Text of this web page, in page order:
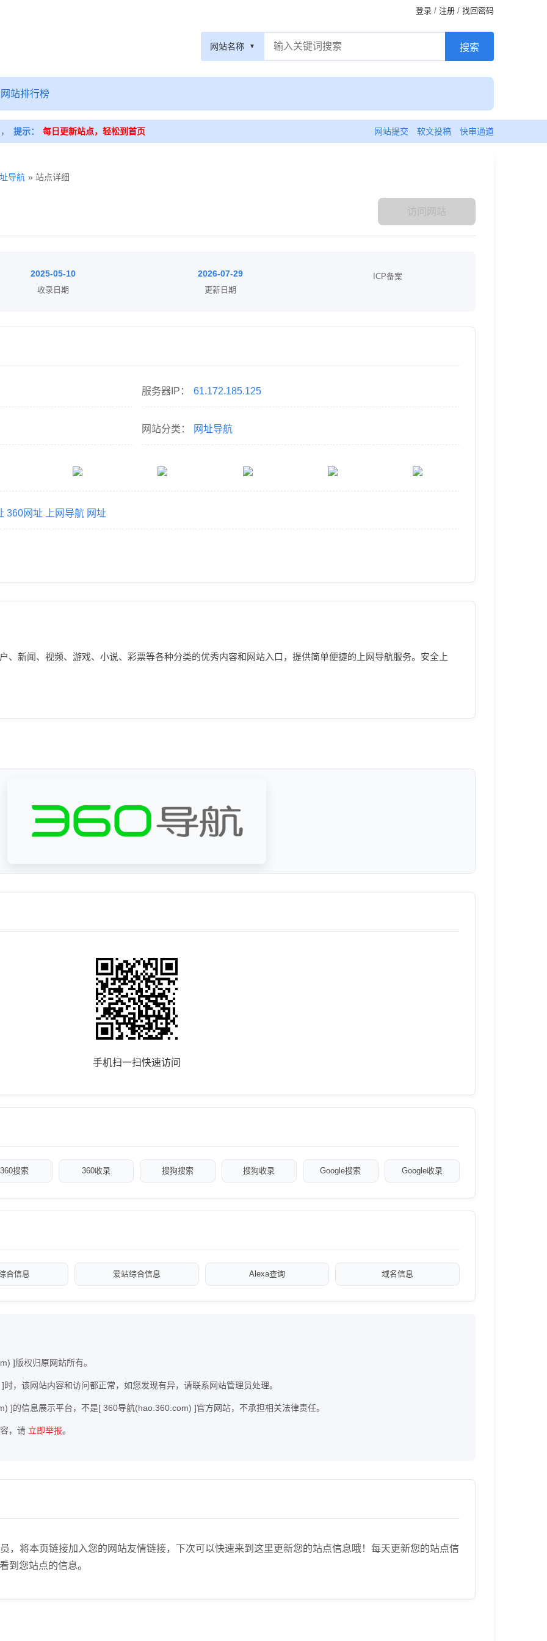
登录 / 注册 / 找回密码
网站名称
网站排行榜
提示： 每日更新站点，轻松到首页 网站提交 软文投稿 快审通道
导航 » 站点详细
访问网站
2025-05-10
收录日期
2026-07-29
更新日期
ICP备案
服务器IP： 61.172.185.125
网站分类： 网址导航
360网址 上网导航 网址
、新闻、视频、游戏、小说、彩票等各种分类的优秀内容和网站入口，提供简单便捷的上网导航服务。安全上
手机扫一扫快速访问
360搜索 360收录 搜狗搜索 搜狗收录 Google搜索 Google收录
合信息 爱站综合信息 Alexa查询 域名信息
]版权归原网站所有。
，该网站内容和访问都正常，如您发现有异，请联系网站管理员处理。
]的信息展示平台，不是[ 360导航(hao.360.com) ]官方网站，不承担相关法律责任。
，请 立即举报。
，将本页链接加入您的网站友情链接，下次可以快速来到这里更新您的站点信息哦！每天更新您的站点信
到您站点的信息。